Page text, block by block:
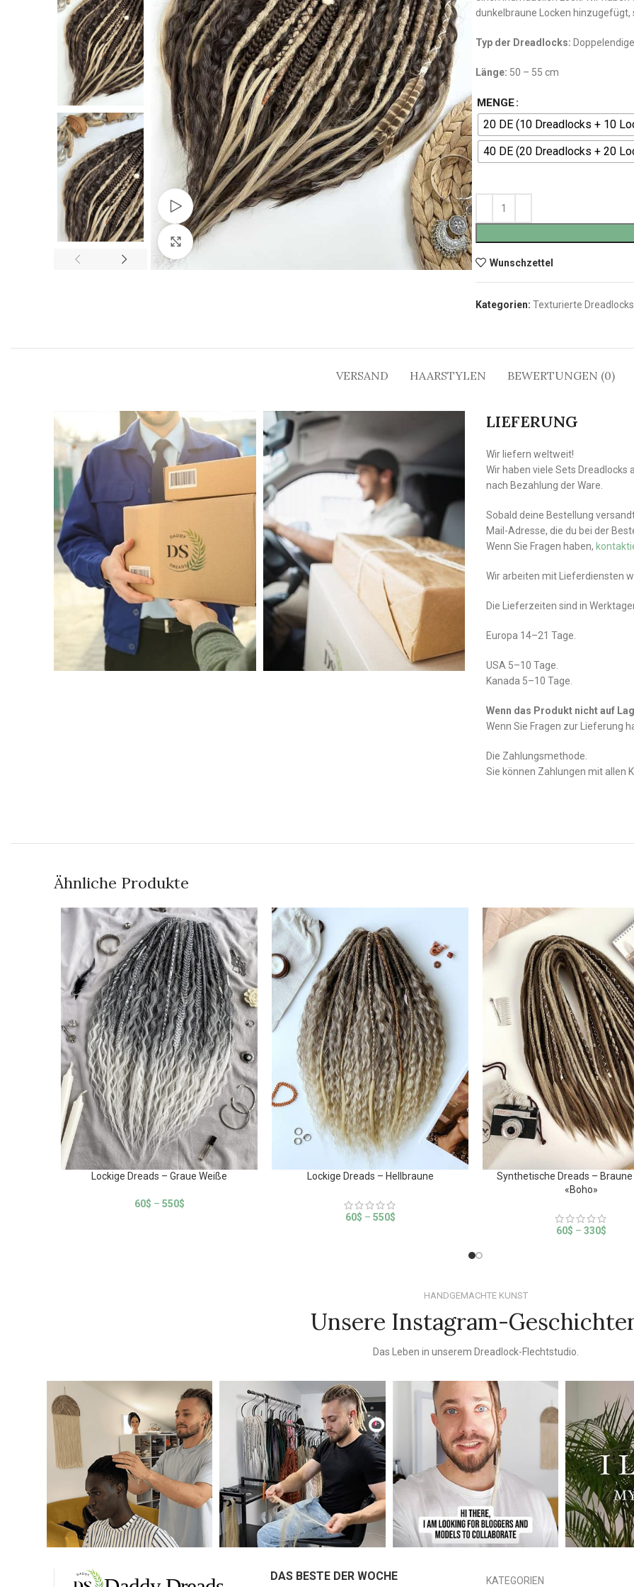
Watch video
Vergrößern
dunkelbraune Locken hinzugefügt,
Typ der Dreadlocks:
Länge: 50 – 55 cm
MENGE
20 DE (10 Dreadlocks + 10
40 DE (20 Dreadlocks + 20
Wunschzettel
Kategorien: Texturierte Dreadlocks
VERSAND HAARSTYLEN BEWERTUNGEN (0)
LIEFERUNG
Wir liefern weltweit!
Wir haben viele Sets Dreadlocks
nach Bezahlung der Ware.
Sobald deine Bestellung
Mail-Adresse, die du bei der
Wenn Sie Fragen haben,
Wir arbeiten mit Lieferdiensten
Die Lieferzeiten sind in
Europa 14–21 Tage.
USA 5–10 Tage.
Kanada 5–10 Tage.
Wenn das Produkt nicht auf
Wenn Sie Fragen zur Lieferung
Die Zahlungsmethode.
Sie können Zahlungen mit allen
Ähnliche Produkte
Lockige Dreads – Graue Weiße
60$ – 550$
Lockige Dreads – Hellbraune
60$ – 550$
Synthetische Dreads – Braune
«Boho»
60$ – 330$
HANDGEMACHTE KUNST
Unsere Instagram-
Das Leben in unserem Dreadlock-Flechtstudio.
DAS BESTE DER WOCHE KATEGORIEN